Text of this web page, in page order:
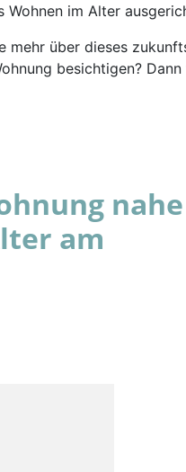
Wohnen im Alter
mehr über dieses
besichtigen?
nahe
am